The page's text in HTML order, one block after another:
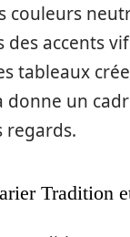
couleurs
des accents
tableaux
donne un
regards.
Tradition